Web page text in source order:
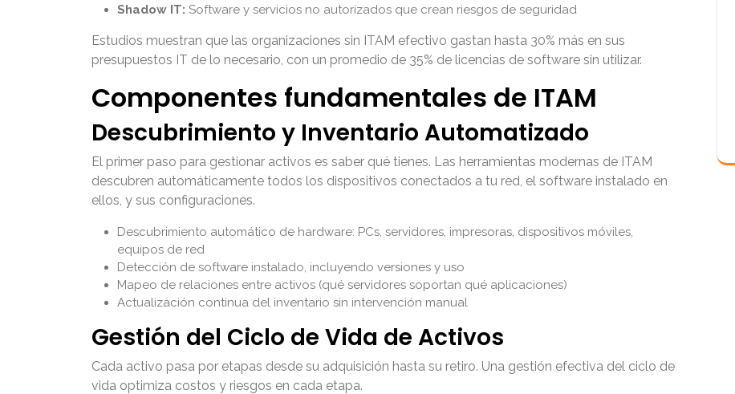
Shadow IT: Software y servicios no autorizados que crean riesgos de seguridad
Estudios muestran que las organizaciones sin ITAM efectivo gastan hasta 30% más en sus
presupuestos IT de lo necesario, con un promedio de 35% de licencias de software sin utilizar.
Componentes fundamentales de ITAM
Descubrimiento y Inventario Automatizado
El primer paso para gestionar activos es saber qué tienes. Las herramientas modernas de ITAM
descubren automáticamente todos los dispositivos conectados a tu red, el software instalado en
ellos, y sus configuraciones.
Descubrimiento automático de hardware: PCs, servidores, impresoras, dispositivos móviles,
equipos de red
Detección de software instalado, incluyendo versiones y uso
Mapeo de relaciones entre activos (qué servidores soportan qué aplicaciones)
Actualización continua del inventario sin intervención manual
Gestión del Ciclo de Vida de Activos
Cada activo pasa por etapas desde su adquisición hasta su retiro. Una gestión efectiva del ciclo de
vida optimiza costos y riesgos en cada etapa.